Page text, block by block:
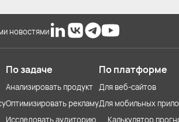
новостями
По задаче
Анализировать продукт
Оптимизировать рекламу
Исследовать аудиторию
По платформе
Для веб-сайтов
Для мобильных
Калькулятор